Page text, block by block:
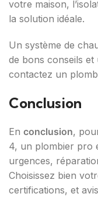
votre maison,
la solution idéale.
Un système de
de bons conseils
contactez un
Conclusion
En conclusion,
4, un plombier pro
urgences,
Choisissez bien
certifications, et